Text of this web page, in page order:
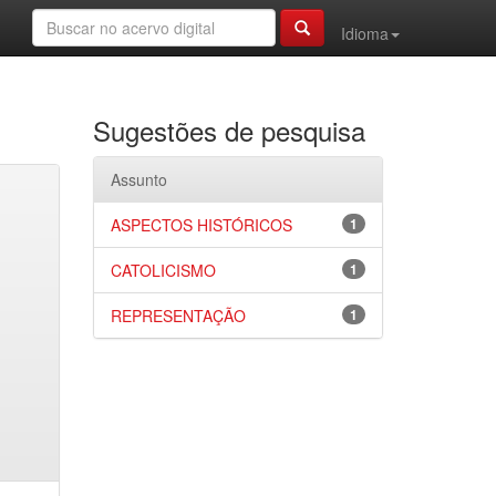
Idioma
Sugestões de pesquisa
Assunto
1
ASPECTOS HISTÓRICOS
1
CATOLICISMO
1
REPRESENTAÇÃO